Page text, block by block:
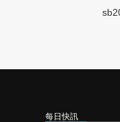
每日快訊